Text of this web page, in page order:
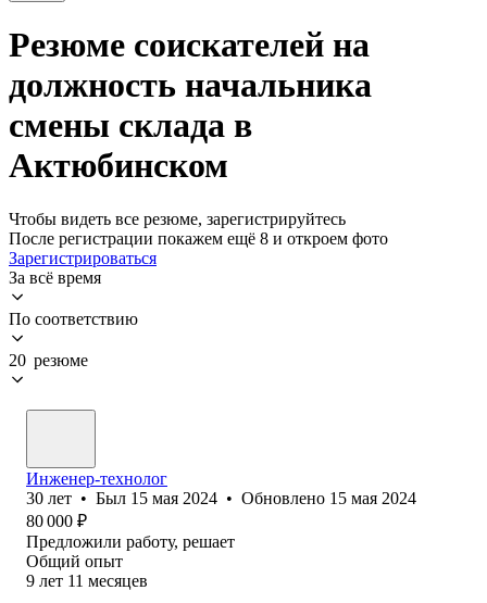
Резюме соискателей на
должность начальника
смены склада в
Актюбинском
Чтобы видеть все резюме, зарегистрируйтесь
После регистрации покажем ещё 8 и откроем фото
Зарегистрироваться
За всё время
По соответствию
20 резюме
Инженер-технолог
30 лет • Был 15 мая 2024 • Обновлено 15 мая 2024
80 000 ₽
Предложили работу, решает
Общий опыт
9 лет 11 месяцев